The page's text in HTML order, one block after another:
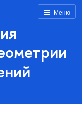
Меню